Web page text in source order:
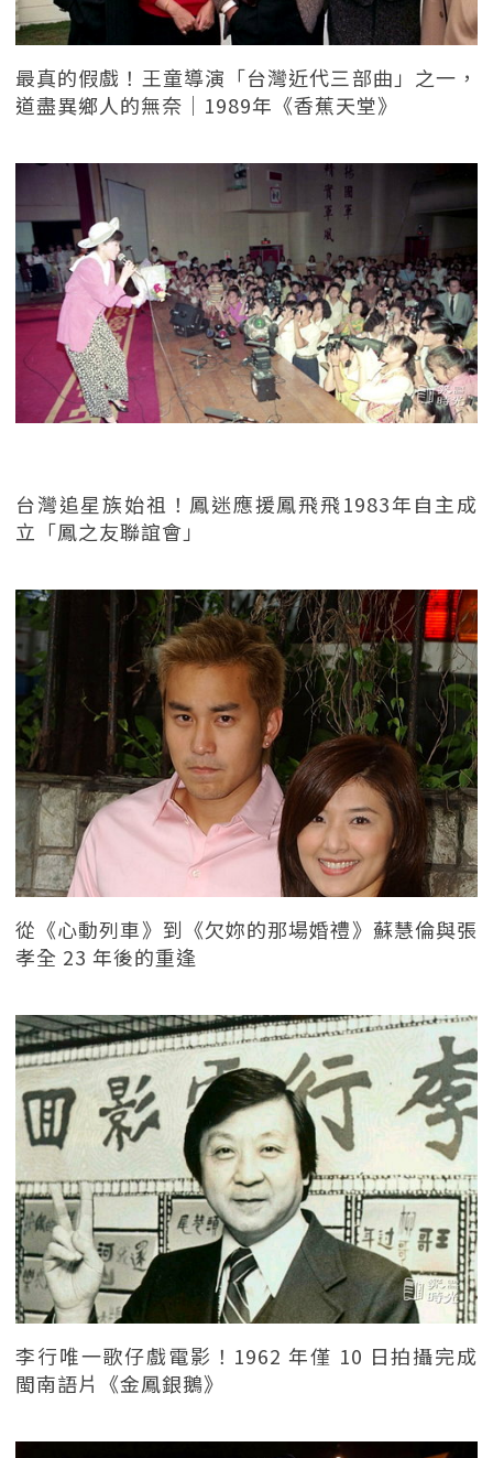
最真的假戲！王童導演「台灣近代三部曲」之一，
道盡異鄉人的無奈｜1989年《香蕉天堂》
台灣追星族始祖！鳳迷應援鳳飛飛1983年自主成
立「鳳之友聯誼會」
從《心動列車》到《欠妳的那場婚禮》蘇慧倫與張
孝全 23 年後的重逢
李行唯一歌仔戲電影！1962 年僅 10 日拍攝完成
閩南語片《金鳳銀鵝》